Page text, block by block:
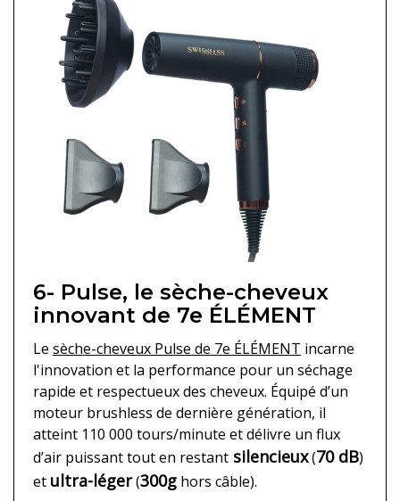
6- Pulse, le sèche-cheveux
innovant de 7e ÉLÉMENT
Le sèche-cheveux Pulse de 7e ÉLÉMENT incarne
l'innovation et la performance pour un séchage
rapide et respectueux des cheveux. Équipé d’un
moteur brushless de dernière génération, il
atteint 110 000 tours/minute et délivre un flux
d’air puissant tout en restantsilencieux(70 dB)
et ultra-léger(300ghors câble).